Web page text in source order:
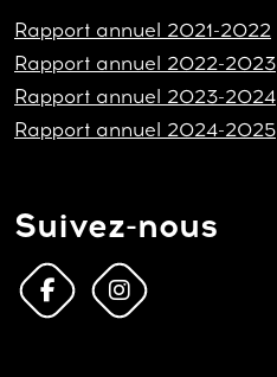
Rapport annuel 2021-2022
Rapport annuel 2022-2023
Rapport annuel 2023-2024
Rapport annuel 2024-2025
Suivez-nous